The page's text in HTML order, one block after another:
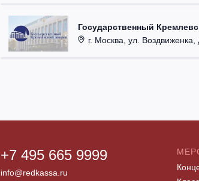
Государственный
г. Москва, ул. Воздвиженка,
+7 495 665 9999
info@redkassa.ru